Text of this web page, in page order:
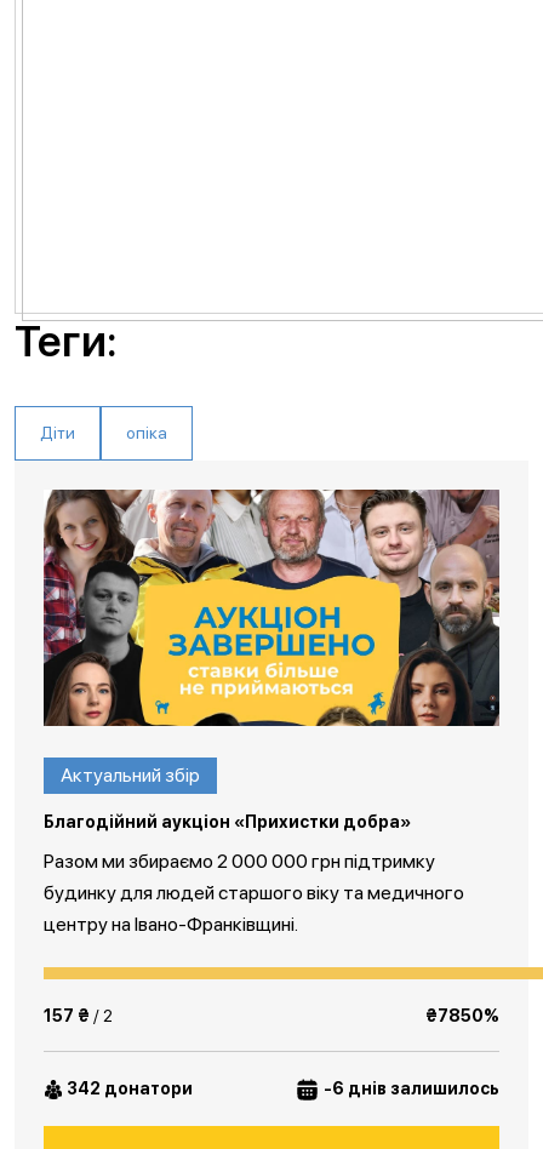
Теги:
Діти опіка
Актуальний збір
Благодійний аукціон «Прихистки добра»
Разом ми збираємо 2 000 000 грн підтримку
будинку для людей старшого віку та медичного
центру на Івано-Франківщині.
157 ₴ / 2 ₴7850%
342 донатори -6 днів залишилось